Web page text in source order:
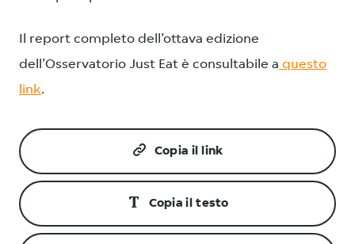
Il report completo dell’ottava edizione
dell’Osservatorio Just Eat è consultabile a questo
link.
Copia il link
Copia il testo